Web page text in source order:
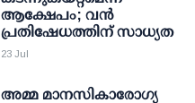
ആക്ഷേപം; വന്‍
പ്രതിഷേധത്തിന് സാധ്യത
23 Jul
അമ്മ മാനസികാരോഗ്യ